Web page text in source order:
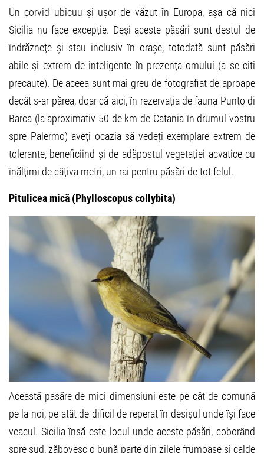
Un corvid ubicuu și ușor de văzut în Europa, așa că nici
Sicilia nu face excepție. Deși aceste păsări sunt destul de
îndrăznețe și stau inclusiv în orașe, totodată sunt păsări
abile și extrem de inteligente în prezența omului (a se citi
precaute). De aceea sunt mai greu de fotografiat de aproape
decât s-ar părea, doar că aici, în rezervația de fauna Punto di
Barca (la aproximativ 50 de km de Catania în drumul vostru
spre Palermo) aveți ocazia să vedeți exemplare extrem de
tolerante, beneficiind și de adăpostul vegetației acvatice cu
înălțimi de câțiva metri, un rai pentru păsări de tot felul.
Pitulicea mică (Phylloscopus collybita)
Această pasăre de mici dimensiuni este pe cât de comună
pe la noi, pe atât de dificil de reperat în desișul unde își face
veacul. Sicilia însă este locul unde aceste păsări, coborând
spre sud, zăbovesc o bună parte din zilele frumoase și calde